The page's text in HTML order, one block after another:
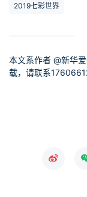
2019七彩世界
本文系作者 @新华
载，请联系